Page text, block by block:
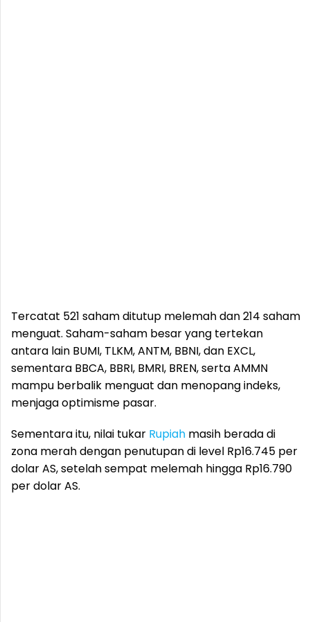
Tercatat 521 saham ditutup melemah dan 214 saham
menguat. Saham-saham besar yang tertekan
antara lain BUMI, TLKM, ANTM, BBNI, dan EXCL,
sementara BBCA, BBRI, BMRI, BREN, serta AMMN
mampu berbalik menguat dan menopang indeks,
menjaga optimisme pasar.
Sementara itu, nilai tukar Rupiah masih berada di
zona merah dengan penutupan di level Rp16.745 per
dolar AS, setelah sempat melemah hingga Rp16.790
per dolar AS.